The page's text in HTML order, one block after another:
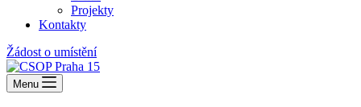
Projekty
Kontakty
Žádost o umístění
Menu